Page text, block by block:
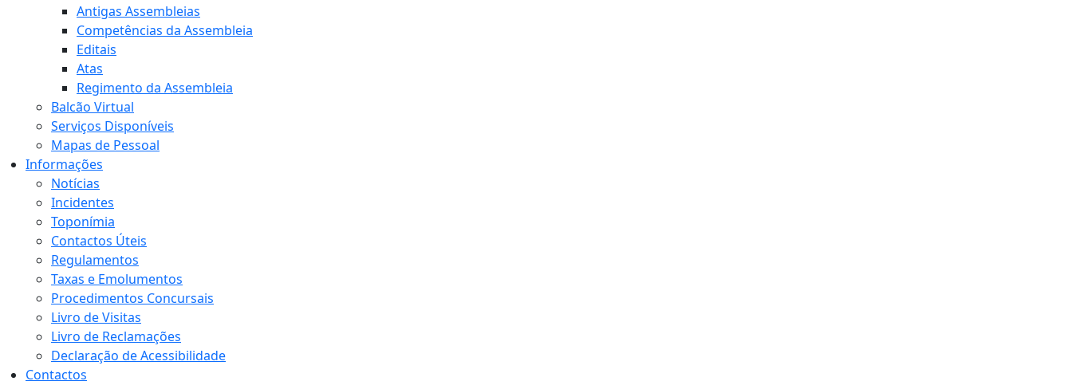
Antigas Assembleias
Competências da Assembleia
Editais
Atas
Regimento da Assembleia
Balcão Virtual
Serviços Disponíveis
Mapas de Pessoal
Informações
Notícias
Incidentes
Toponímia
Contactos Úteis
Regulamentos
Taxas e Emolumentos
Procedimentos Concursais
Livro de Visitas
Livro de Reclamações
Declaração de Acessibilidade
Contactos